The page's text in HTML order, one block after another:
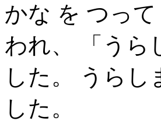
かな を つっ
われ、 「うら
した。 うら
した。